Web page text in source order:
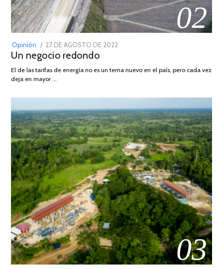
02
Opinión
POSTED
ON
27 DE AGOSTO DE 2022
DE
Un negocio redondo
El de las tarifas de energía no es un tema nuevo en el país, pero cada vez
deja en mayor …
03